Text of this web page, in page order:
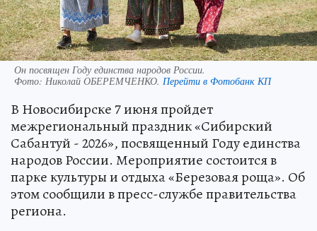
Он посвящен Году единства народов России.
Фото: Николай ОБЕРЕМЧЕНКО. Перейти в Фотобанк КП
В Новосибирске 7 июня пройдет
межрегиональный праздник «Сибирский
Сабантуй - 2026», посвященный Году единства
народов России. Мероприятие состоится в
парке культуры и отдыха «Березовая роща». Об
этом сообщили в пресс-службе правительства
региона.